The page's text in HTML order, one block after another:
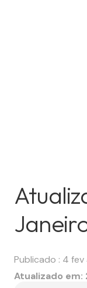
Publicado : 4 fev
Atualizado em: